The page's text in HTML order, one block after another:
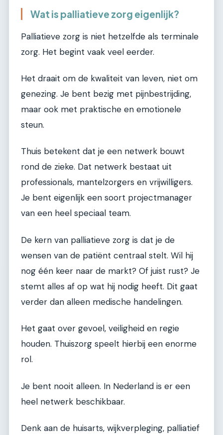
Wat is palliatieve zorg eigenlijk?
Palliatieve zorg is niet hetzelfde als terminale
zorg. Het begint vaak veel eerder.
Het draait om de kwaliteit van leven, niet om
genezing. Je bent bezig met pijnbestrijding,
maar ook met praktische en emotionele
steun.
Thuis betekent dat je een netwerk bouwt
rond de zieke. Dat netwerk bestaat uit
professionals, mantelzorgers en vrijwilligers.
Je bent eigenlijk een soort projectmanager
van een heel speciaal team.
De kern van palliatieve zorg is dat je de
wensen van de patiënt centraal stelt. Wil hij
nog één keer naar de markt? Of juist rust? Je
stemt alles af op wat hij nodig heeft. Dit gaat
verder dan alleen medische handelingen.
Het gaat over gevoel, veiligheid en regie
houden. Thuiszorg speelt hierbij een enorme
rol.
Je bent nooit alleen. In Nederland is er een
heel netwerk beschikbaar.
Denk aan de huisarts, wijkverpleging, palliatief